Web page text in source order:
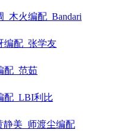
_木火编配_Bandari
编配_张学友
配_范茹
配_LBI利比
静美_师渡尘编配